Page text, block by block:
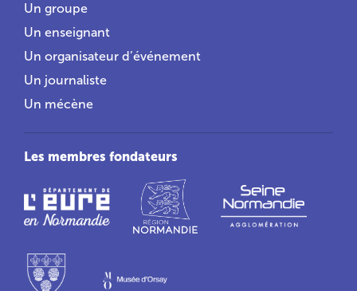
Un groupe
Un enseignant
Un organisateur d’événement
Un journaliste
Un mécène
Les membres fondateurs